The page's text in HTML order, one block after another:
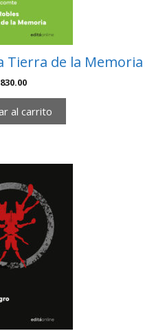
Tierra de la Memoria
830.00
al carrito